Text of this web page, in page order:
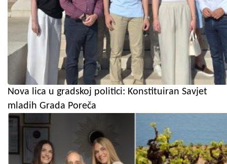
Nova lica u gradskoj politici: Konstituiran Savjet
mladih Grada Poreča